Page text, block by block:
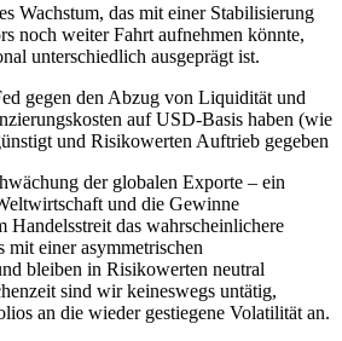
Wachstum, das mit einer Stabilisierung
noch weiter Fahrt aufnehmen könnte,
unterschiedlich ausgeprägt ist.
gegen den Abzug von Liquidität und
auf USD-Basis haben (wie
und Risikowerten Auftrieb gegeben
der globalen Exporte – ein
und die Gewinne
Handelsstreit das wahrscheinlichere
mit einer asymmetrischen
bleiben in Risikowerten neutral
sind wir keineswegs untätig,
an die wieder gestiegene Volatilität an.